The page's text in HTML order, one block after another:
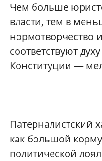
Чем больше
власти, тем в
нормотворчество
соответствуют
Конституции —
Патерналистский
как большой
политической